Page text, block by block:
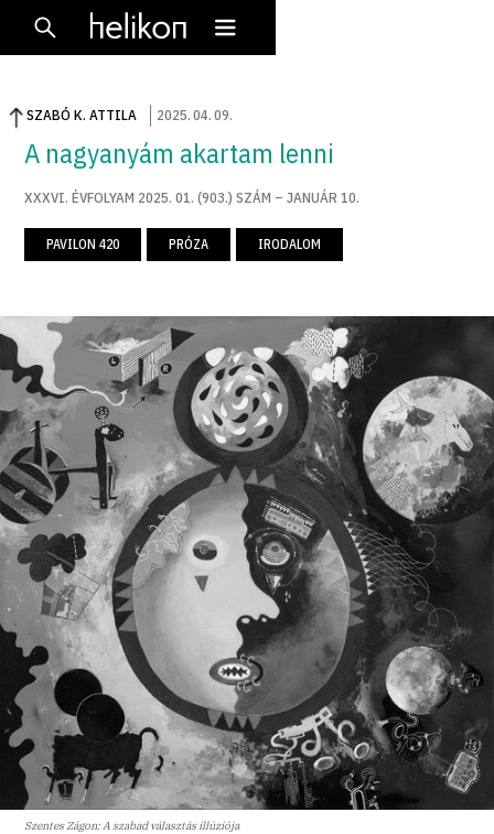
SZABÓ K. ATTILA 2025.04.09.
A nagyanyám akartam lenni
XXXVI. ÉVFOLYAM 2025. 01. (903.) SZÁM – JANUÁR 10.
PAVILON 420 PRÓZA IRODALOM
Szentes Zágon: A szabad választás illúziója